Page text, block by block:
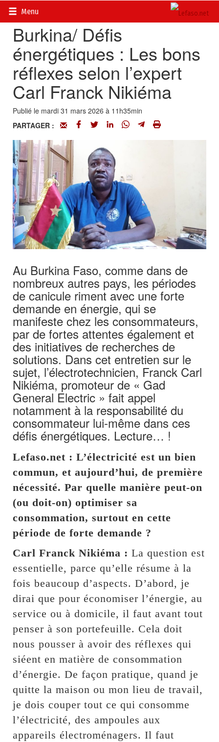
Menu
Accueil>
Burkina/ Défis
énergétiques : Les bons
réflexes selon l’expert
Carl Franck Nikiéma
Publié le mardi 31 mars 2026 à 11h35min
PARTAGER :
Au Burkina Faso, comme dans de
nombreux autres pays, les périodes
de canicule riment avec une forte
demande en énergie, qui se
manifeste chez les consommateurs,
par de fortes attentes également et
des initiatives de recherches de
solutions. Dans cet entretien sur le
sujet, l’électrotechnicien, Franck Carl
Nikiéma, promoteur de « Gad
General Electric » fait appel
notamment à la responsabilité du
consommateur lui-même dans ces
défis énergétiques. Lecture… !
Lefaso.net : L’électricité est un bien
commun, et aujourd’hui, de première
nécessité. Par quelle manière peut-on
(ou doit-on) optimiser sa
consommation, surtout en cette
période de forte demande ?
Carl Franck Nikiéma : La question est
essentielle, parce qu’elle résume à la
fois beaucoup d’aspects. D’abord, je
dirai que pour économiser l’énergie, au
service ou à domicile, il faut avant tout
penser à son portefeuille. Cela doit
nous pousser à avoir des réflexes qui
siéent en matière de consommation
d’énergie. De façon pratique, quand je
quitte la maison ou mon lieu de travail,
je dois couper tout ce qui consomme
l’électricité, des ampoules aux
appareils électroménagers. Il faut